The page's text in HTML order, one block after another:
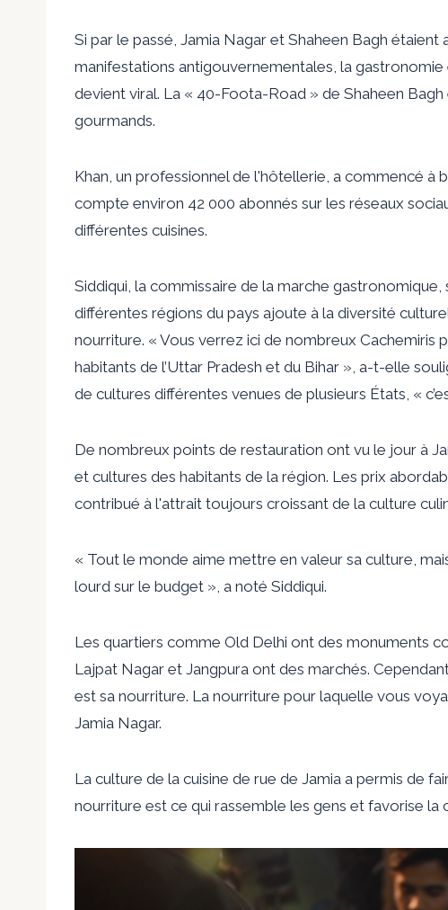
Si par le passé, Jamia Nagar et Shaheen Bagh
manifestations antigouvernementales, la
devient viral. La « 40-Foota-Road » de Shaheen
gourmands.
Khan, un professionnel de l'hôtellerie, a commencé à
compte environ 42 000 abonnés sur les réseaux
différentes cuisines.
Siddiqui, la commissaire de la marche gastronomique,
différentes régions du pays ajoute à la diversité
nourriture. « Vous verrez ici de nombreux Cachemiris
habitants de l’Uttar Pradesh et du Bihar », a-t-elle
de cultures différentes venues de plusieurs États, «
De nombreux points de restauration ont vu le jour à
et cultures des habitants de la région. Les prix
contribué à l'attrait toujours croissant de la culture
« Tout le monde aime mettre en valeur sa culture,
lourd sur le budget », a noté Siddiqui.
Les quartiers comme Old Delhi ont des monuments
Lajpat Nagar et Jangpura ont des marchés.
est sa nourriture. La nourriture pour laquelle vous
Jamia Nagar.
La culture de la cuisine de rue de Jamia a permis de
nourriture est ce qui rassemble les gens et favorise la